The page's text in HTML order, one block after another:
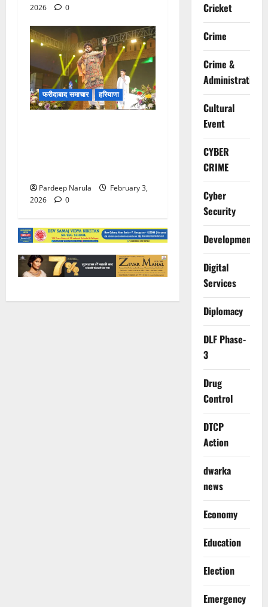
2026
0
फरीदाबाद समाचार हरियाणा
Pardeep Narula
February 3,
2026
0
Cricket
Crime
Crime &
Administration
Cultural
Event
CYBER
CRIME
Cyber
Security
Development
Digital
Services
Diplomacy
DLF Phase-
3
Drug
Control
DTCP
Action
dwarka
news
Economy
Education
Election
Emergency